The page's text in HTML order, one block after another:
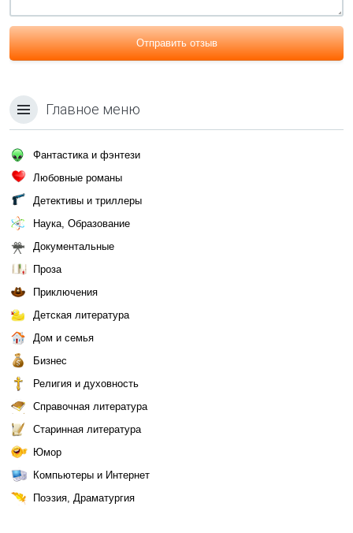
Отправить отзыв
Главное меню
Фантастика и фэнтези
Любовные романы
Детективы и триллеры
Наука, Образование
Документальные
Проза
Приключения
Детская литература
Дом и семья
Бизнес
Религия и духовность
Справочная литература
Старинная литература
Юмор
Компьютеры и Интернет
Поэзия, Драматургия